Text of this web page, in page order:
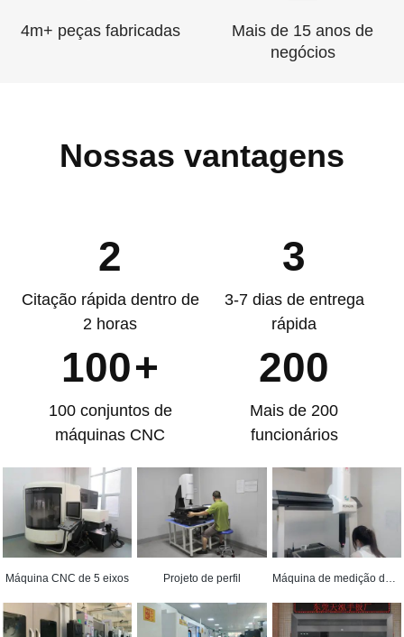
4m+ peças fabricadas
Mais de 15 anos de
negócios
Nossas vantagens
2
Citação rápida dentro de
2 horas
3
3-7 dias de entrega
rápida
100+
100 conjuntos de
máquinas CNC
200
Mais de 200
funcionários
Máquina CNC de 5 eixos Projeto de perfil